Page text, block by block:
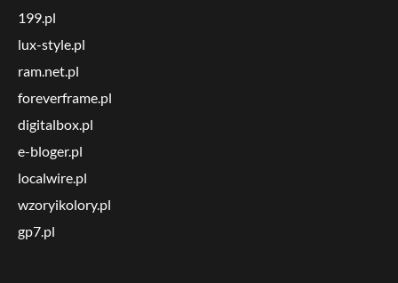
199.pl
lux-style.pl
ram.net.pl
foreverframe.pl
digitalbox.pl
e-bloger.pl
localwire.pl
wzoryikolory.pl
gp7.pl